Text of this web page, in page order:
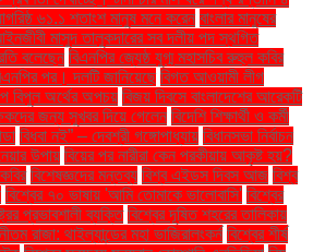
৬১.১ শতাংশ মানুষ মনে করেন বাংলার মানুষের
মাসুদ তালুকদারের সব দলীয় পদ স্থগিত
বলেছেন বিএনপির জ্যেষ্ঠ যুগ্ম মহাসচিব রুহুল কবির
পর। দলটি জানিয়েছে বিগত আওয়ামী লীগ
বিপুল অর্থের অপচয় বিজয় দিবসে বাংলাদেশের আরেকটি
জন্য সুখবর দিয়ে গেলেন বিদেশি শিক্ষার্থী ও কর্মী
বিধবা নই” – দেবশ্রী গঙ্গোপাধ্যায় বিধানসভা নির্বাচন
উপায় বিয়ের পর নারীরা কেন পরকীয়ায় আকৃষ্ট হয়?
বিশেষজ্ঞদের মন্তব্য বিশ্ব এইডস দিবস আজ বিশ্ব
বিশ্বের ৭০ ভাষায় 'আমি তোমাকে ভালোবাসি' বিশ্বের
প্রভাবশালী ব্যক্তি বিশ্বের দূষিত শহরের তালিকায়
রাজা: থাইল্যান্ডের মহা ভাজিরালংকর্ন বিশ্বের শীর্ষ